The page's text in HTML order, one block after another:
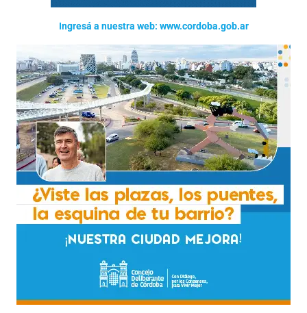
Ingresá a nuestra web: www.cordoba.gob.ar